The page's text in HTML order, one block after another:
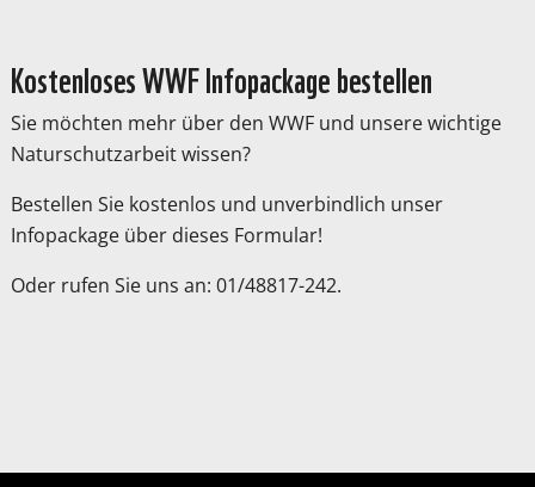
Kostenloses WWF Infopackage bestellen
Sie möchten mehr über den WWF und unsere wichtige
Naturschutzarbeit wissen?
Bestellen Sie kostenlos und unverbindlich unser
Infopackage über dieses Formular!
Oder rufen Sie uns an: 01/48817-242.